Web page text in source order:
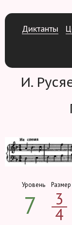
Диктанты Ц
И. Русяева. Диктант № 410.
Уровень
7
Размер
3
4